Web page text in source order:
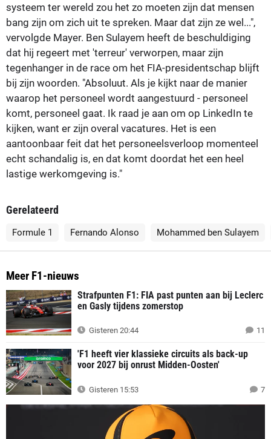
systeem ter wereld zou het zo moeten zijn dat mensen
bang zijn om zich uit te spreken. Maar dat zijn ze wel...",
vervolgde Mayer. Ben Sulayem heeft de beschuldiging
dat hij regeert met 'terreur' verworpen, maar zijn
tegenhanger in de race om het FIA-presidentschap blijft
bij zijn woorden. "Absoluut. Als je kijkt naar de manier
waarop het personeel wordt aangestuurd - personeel
komt, personeel gaat. Ik raad je aan om op LinkedIn te
kijken, want er zijn overal vacatures. Het is een
aantoonbaar feit dat het personeelsverloop momenteel
echt schandalig is, en dat komt doordat het een heel
lastige werkomgeving is."
Gerelateerd
Formule 1 Fernando Alonso Mohammed ben Sulayem
Meer F1-nieuws
Strafpunten F1: FIA past punten aan bij Leclerc
en Gasly tijdens zomerstop
Gisteren 20:44 11
'F1 heeft vier klassieke circuits als back-up
voor 2027 bij onrust Midden-Oosten'
Gisteren 15:53 7